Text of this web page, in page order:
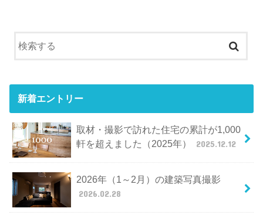
新着エントリー
取材・撮影で訪れた住宅の累計が1,000
軒を超えました（2025年）
2025.12.12
2026年（1～2月）の建築写真撮影
2026.02.28